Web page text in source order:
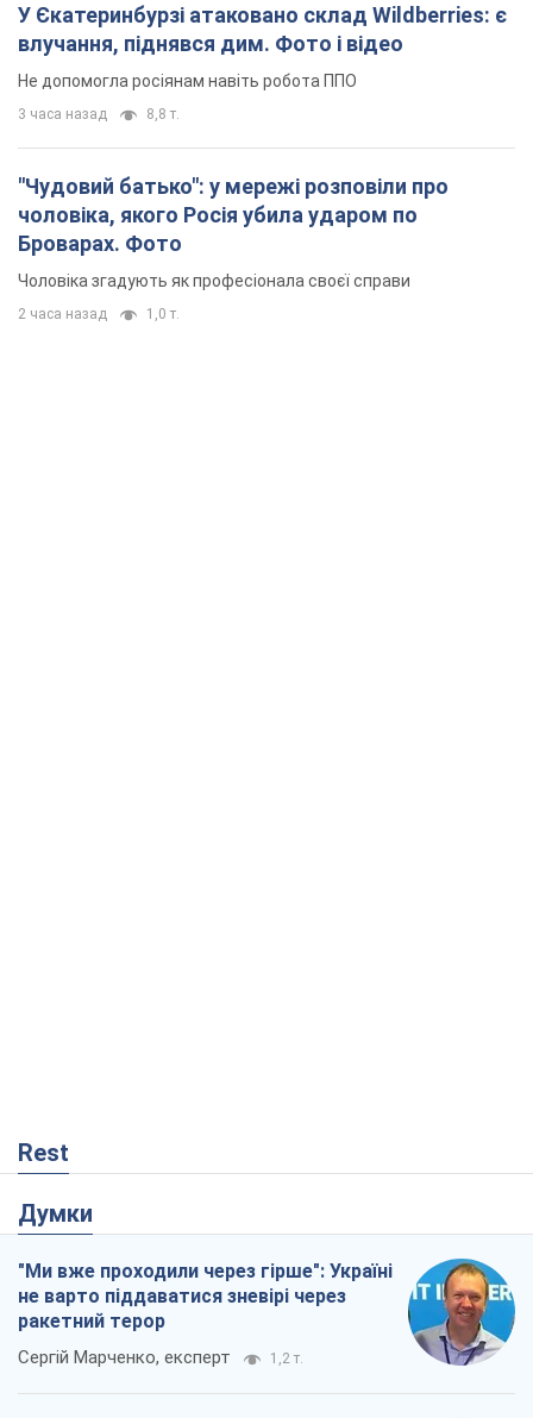
У Єкатеринбурзі атаковано склад Wildberries: є
влучання, піднявся дим. Фото і відео
Не допомогла росіянам навіть робота ППО
3 часа назад 8,8 т.
"Чудовий батько": у мережі розповіли про
чоловіка, якого Росія убила ударом по
Броварах. Фото
Чоловіка згадують як професіонала своєї справи
2 часа назад 1,0 т.
Rest
Думки
"Ми вже проходили через гірше": Україні
не варто піддаватися зневірі через
ракетний терор
Сергій Марченко, експерт 1,2 т.